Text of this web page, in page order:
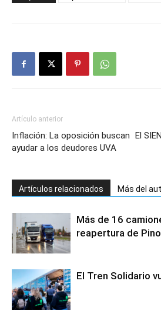
Artículo anterior
Inflación: La oposición buscan
ayudar a los deudores UVA
El
Artículos relacionados Más del
Más de 16
reapertura de
El Tren Solidario